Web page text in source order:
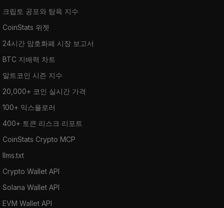
크립토 공포와 탐욕 지수
CoinStats 위젯
24시간 암호화폐 시장 보고서
BTC 지배력 차트
알트코인 시즌 지수
20,000+ 코인 실시간 가격
100+ 익스플로러
400+ 토큰 리스크 리포트
CoinStats Crypto MCP
llms.txt
Crypto Wallet API
Solana Wallet API
EVM Wallet API